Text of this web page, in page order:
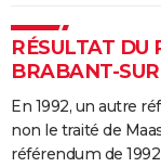
RÉSULTAT DU
BRABANT-
En 1992, un autre
non le traité de
référendum de